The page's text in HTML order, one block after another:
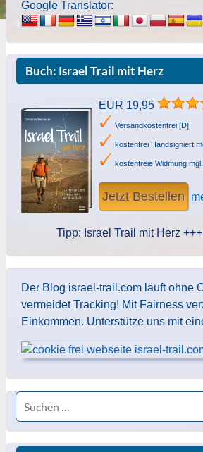
Google Translator:
Buch: Israel Trail mit Herz
EUR 19,95
Versandkostenfrei [D]
kostenfrei Handsigniert
kostenfreie Widmung mgl.
Jetzt Bestellen
Tipp: Israel Trail mit Herz +++
Der Blog israel-trail.com läuft ohne
vermeidet Tracking! Mit Fairness
Einkommen. Unterstütze uns mit